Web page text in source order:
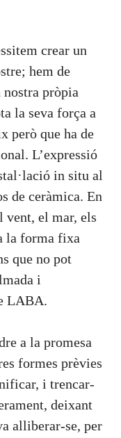
crear un
hem de
nostra pròpia
la seva força a
però que ha de
L’expressió
in situ al
de ceràmica. En
vent, el mar, els
la forma fixa
que no pot
i
LABA.
a la promesa
formes prèvies
i trencar-
deixant
alliberar-se, per